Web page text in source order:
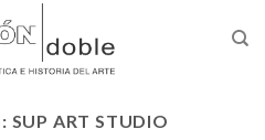
SUP ART STUDIO